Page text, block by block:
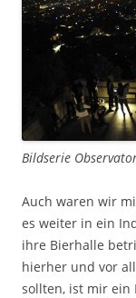
Bildserie
Auch waren wir
es weiter in ein
ihre Bierhalle
hierher und vor
sollten, ist mir ein